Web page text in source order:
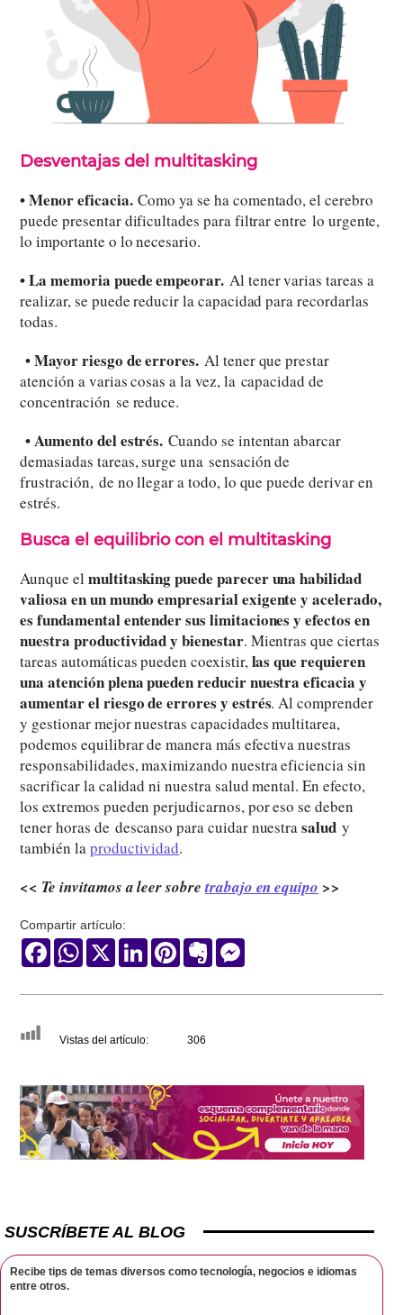
Desventajas del multitasking
• Menor eficacia.Como ya se ha comentado, el cerebro
puede presentar dificultades para filtrar entre lo urgente,
lo importante o lo necesario.
• La memoria puede empeorar.Al tener varias tareas a
realizar, se puede reducir la capacidad para recordarlas
todas.
• Mayor riesgo de errores. Al tener que prestar
atención a varias cosas a la vez, la capacidad de
concentración se reduce.
• Aumento del estrés. Cuando se intentan abarcar
demasiadas tareas, surge una sensación de
frustración, de no llegar a todo, lo que puede derivar en
estrés.
Busca el equilibrio con el multitasking
Aunque el multitasking puede parecer una habilidad
valiosa en un mundo empresarial exigente y acelerado,
es fundamental entender sus limitaciones y efectos en
nuestra productividad y bienestar. Mientras que ciertas
tareas automáticas pueden coexistir,las que requieren
una atención plena pueden reducir nuestra eficacia y
aumentar el riesgo de errores y estrés. Al comprender
y gestionar mejor nuestras capacidades multitarea,
podemos equilibrar de manera más efectiva nuestras
responsabilidades, maximizando nuestra eficiencia sin
sacrificar la calidad ni nuestra salud mental. En efecto,
los extremos pueden perjudicarnos, por eso se deben
tener horas de descanso para cuidar nuestrasaludy
también laproductividad.
<< Te invitamos a leer sobretrabajo en equipo >>
Compartir artículo:
FacebookWhatsApp
X LinkedInPinterestEvernote
Vistas del artículo: 306
SUSCRÍBETE AL BLOG
Recibe tips de temas diversos como tecnología, negocios e idiomas
entre otros.